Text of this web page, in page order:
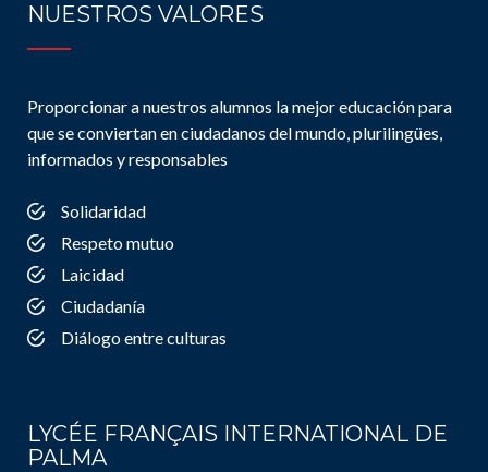
NUESTROS VALORES
Proporcionar a nuestros alumnos la mejor educación para
que se conviertan en ciudadanos del mundo, plurilingües,
informados y responsables
Solidaridad
Respeto mutuo
Laicidad
Ciudadanía
Diálogo entre culturas
LYCÉE FRANÇAIS INTERNATIONAL DE
PALMA